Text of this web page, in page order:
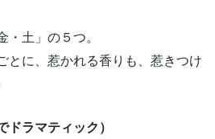
土」の５つ。
とに、惹かれる香りも、惹きつけ
ドラマティック）